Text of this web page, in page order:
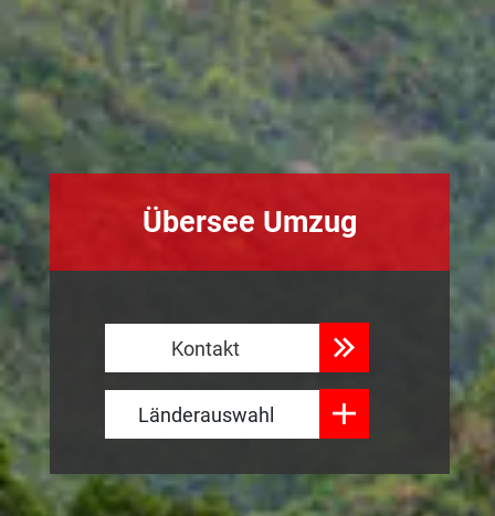
Übersee Umzug
Kontakt
Länderauswahl